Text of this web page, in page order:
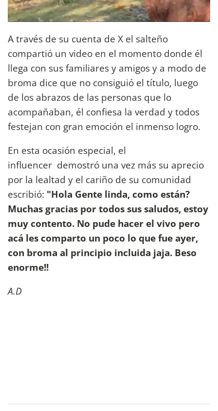
A través de su cuenta de X el salteño
compartió un video en el momento donde él
llega con sus familiares y amigos y a modo de
broma dice que no consiguió el título, luego
de los abrazos de las personas que lo
acompañaban, él confiesa la verdad y todos
festejan con gran emoción el inmenso logro.
En esta ocasión especial, el
influencer demostró una vez más su aprecio
por la lealtad y el cariño de su comunidad
escribió: "Hola Gente linda, como están?
Muchas gracias por todos sus saludos, estoy
muy contento. No pude hacer el vivo pero
acá les comparto un poco lo que fue ayer,
con broma al principio incluida jaja. Beso
enorme!!
A.D